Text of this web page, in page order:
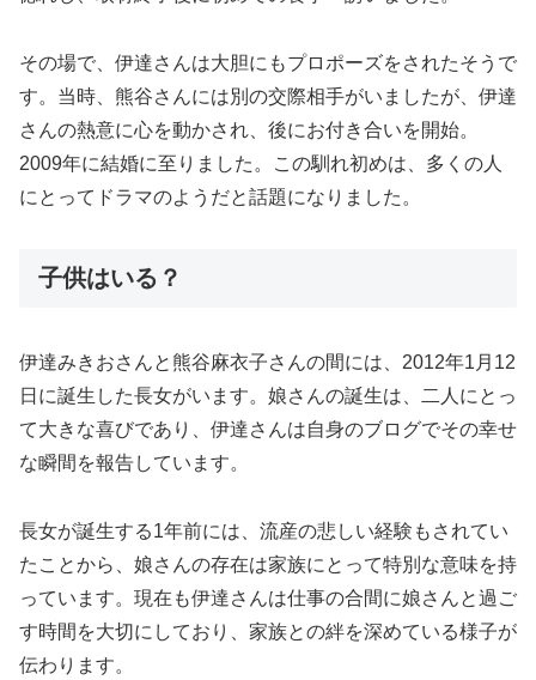
その場で、伊達さんは大胆にもプロポーズをされたそうで
す。当時、熊谷さんには別の交際相手がいましたが、伊達
さんの熱意に心を動かされ、後にお付き合いを開始。
2009年に結婚に至りました。この馴れ初めは、多くの人
にとってドラマのようだと話題になりました。
子供はいる？
伊達みきおさんと熊谷麻衣子さんの間には、2012年1月12
日に誕生した長女がいます。娘さんの誕生は、二人にとっ
て大きな喜びであり、伊達さんは自身のブログでその幸せ
な瞬間を報告しています。
長女が誕生する1年前には、流産の悲しい経験もされてい
たことから、娘さんの存在は家族にとって特別な意味を持
っています。現在も伊達さんは仕事の合間に娘さんと過ご
す時間を大切にしており、家族との絆を深めている様子が
伝わります。